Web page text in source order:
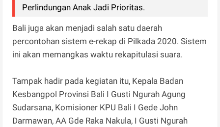
Perlindungan Anak Jadi Prioritas.
Bali juga akan menjadi salah satu daerah
percontohan sistem e-rekap di Pilkada 2020. Sistem
ini akan memangkas waktu rekapitulasi suara.
Tampak hadir pada kegiatan itu, Kepala Badan
Kesbangpol Provinsi Bali I Gusti Ngurah Agung
Sudarsana, Komisioner KPU Bali I Gede John
Darmawan, AA Gde Raka Nakula, I Gusti Ngurah